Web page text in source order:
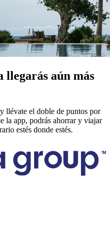
llegarás aún más
llévate el doble de puntos por
la app, podrás ahorrar y viajar
estés donde estés.